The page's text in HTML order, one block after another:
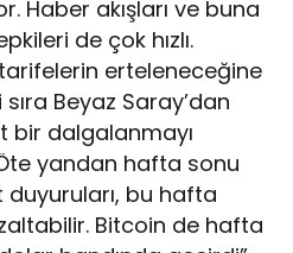
Haber akışları ve buna
de çok hızlı.
erteleneceğine
Beyaz Saray’dan
bir dalgalanmayı
yandan hafta sonu
bu hafta
Bitcoin de hafta